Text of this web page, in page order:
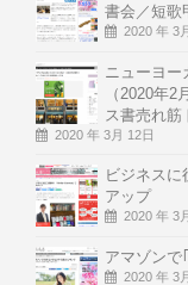
書会／短歌
2020 年 3
ニューヨー
（2020年
ス書売れ筋
2020 年 3月 12日
ビジネス
アップ
2020 年 3
アマゾンで
2020 年 3